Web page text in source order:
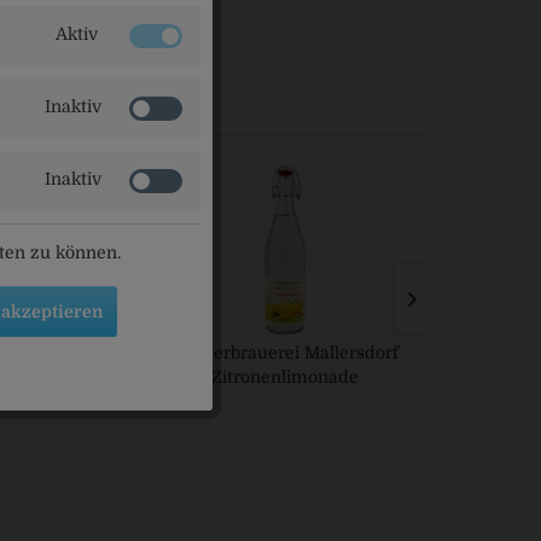
Klosterbrauerei Mallersdorf
Zitronenlimonade
Aktiv
Inaktiv
Inaktiv
zu können.